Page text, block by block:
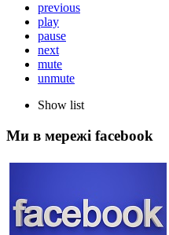
previous
play
pause
next
mute
unmute
Show list
Ми в мережі facebook